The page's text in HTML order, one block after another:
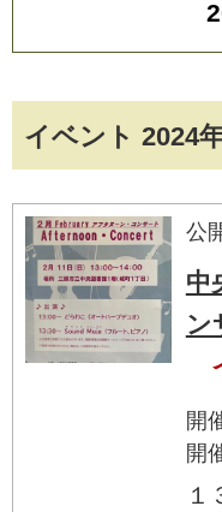
イベント 2024
公
中
ン
開
開
１